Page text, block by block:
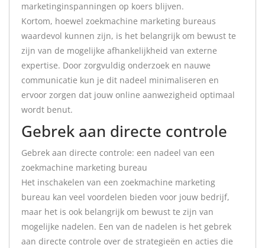
marketinginspanningen op koers blijven.
Kortom, hoewel zoekmachine marketing bureaus
waardevol kunnen zijn, is het belangrijk om bewust te
zijn van de mogelijke afhankelijkheid van externe
expertise. Door zorgvuldig onderzoek en nauwe
communicatie kun je dit nadeel minimaliseren en
ervoor zorgen dat jouw online aanwezigheid optimaal
wordt benut.
Gebrek aan directe controle
Gebrek aan directe controle: een nadeel van een
zoekmachine marketing bureau
Het inschakelen van een zoekmachine marketing
bureau kan veel voordelen bieden voor jouw bedrijf,
maar het is ook belangrijk om bewust te zijn van
mogelijke nadelen. Een van de nadelen is het gebrek
aan directe controle over de strategieën en acties die